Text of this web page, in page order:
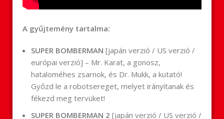
A gyűjtemény tartalma:
SUPER BOMBERMAN [japán verzió / US verzió /
európai verzió] – Mr. Karat, a gonosz,
hataloméhes zsarnok, és Dr. Mukk, a kutató!
Győzd le a robotsereget, melyet irányítanak és
fékezd meg tervüket!
SUPER BOMBERMAN 2[japán verzió / US verzió /